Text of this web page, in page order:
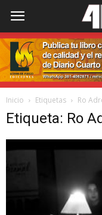
Inicio Etiquetas Ro
Etiqueta: Ro